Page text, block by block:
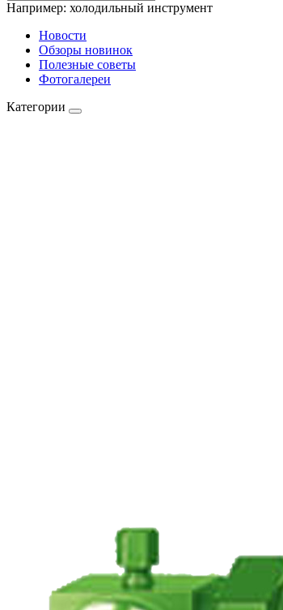
Например: холодильный инструмент
Новости
Обзоры новинок
Полезные советы
Фотогалереи
Категории